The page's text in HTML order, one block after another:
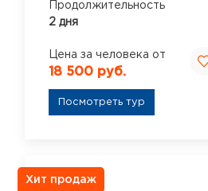
Продолжительность
2 дня
Цена за человека от
18 500 руб.
Посмотреть тур
Хит продаж